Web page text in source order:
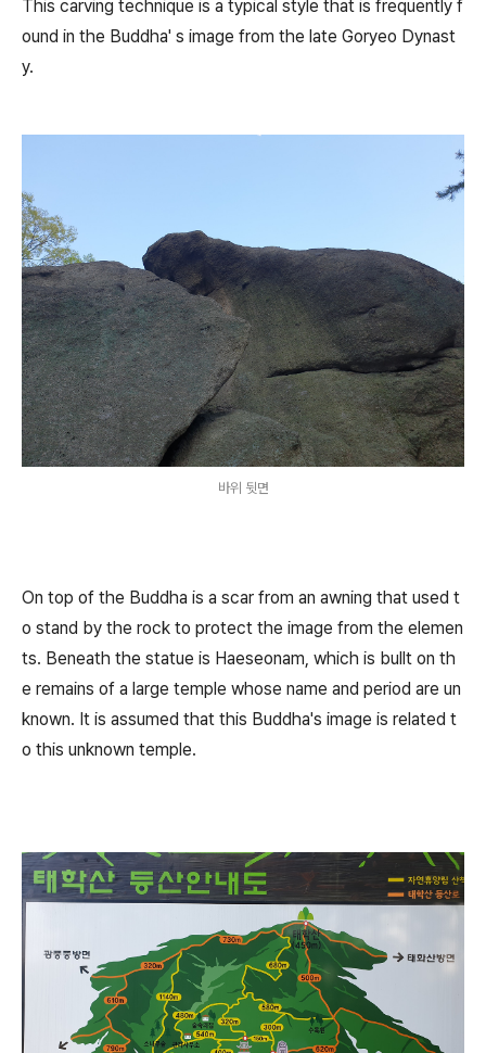
This carving technique is a typical style that is frequently f
ound in the Buddha' s image from the late Goryeo Dynast
y.
바위 뒷면
On top of the Buddha is a scar from an awning that used t
o stand by the rock to protect the image from the elemen
ts. Beneath the statue is Haeseonam, which is bullt on th
e remains of a large temple whose name and period are un
known. It is assumed that this Buddha's image is related t
o this unknown temple.